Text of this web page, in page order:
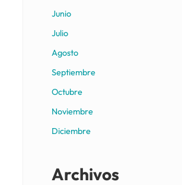
Junio
Julio
Agosto
Septiembre
Octubre
Noviembre
Diciembre
Archivos